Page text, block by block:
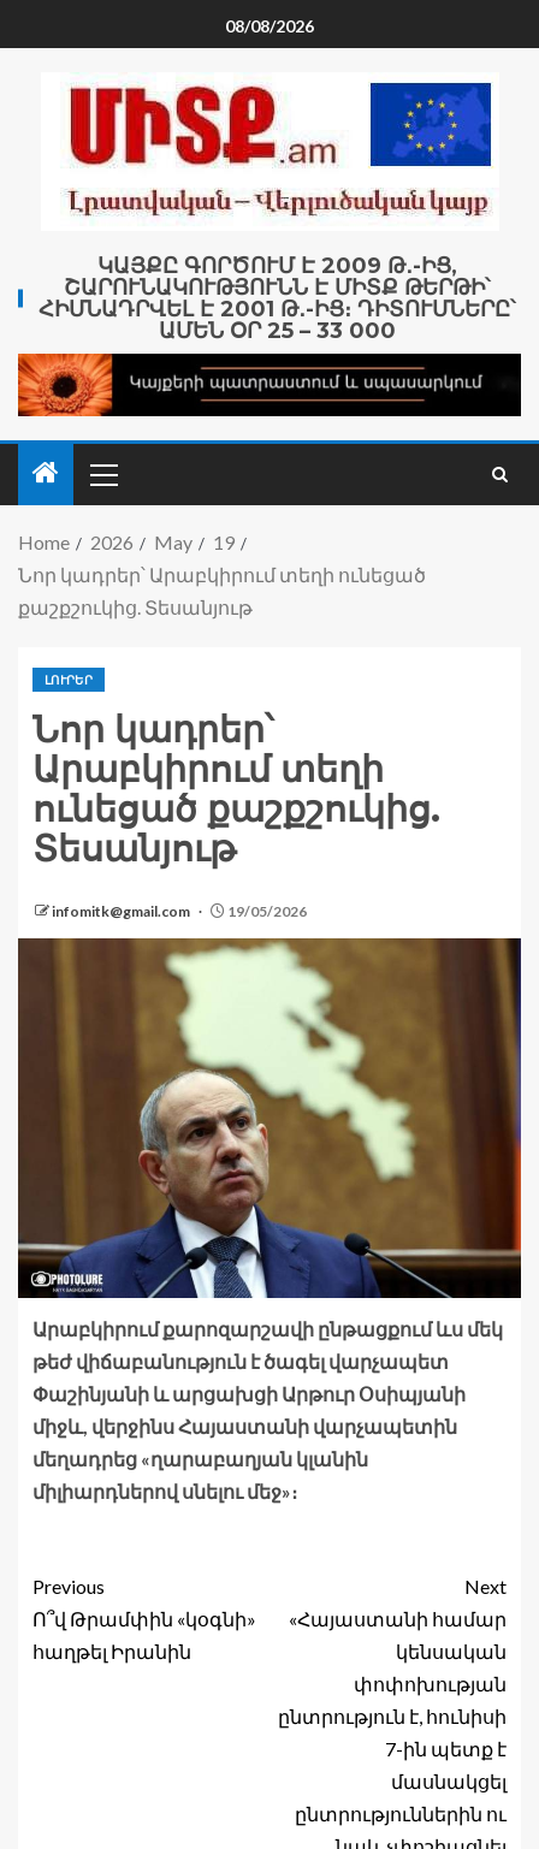
08/08/2026
ԿԱՅՔԸ ԳՈՐԾՈՒՄ Է 2009 Թ․-ԻՑ,
ՇԱՐՈՒՆԱԿՈՒԹՅՈՒՆՆ Է ՄԻՏՔ ԹԵՐԹԻ՝
ՀԻՄՆԱԴՐՎԵԼ Է 2001 Թ․-ԻՑ։ ԴԻՏՈՒՄՆԵՐԸ՝
ԱՄԵՆ ՕՐ 25 – 33 000
Home 2026 May
19
Նոր կադրեր՝ Արաբկիրում տեղի ունեցած
քաշքշուկից. Տեսանյութ
ԼՈՒՐԵՐ
Նոր կադրեր՝
Արաբկիրում տեղի
ունեցած քաշքշուկից.
Տեսանյութ
infomitk@gmail.com 19/05/2026
Արաբկիրում քարոզարշավի ընթացքում ևս մեկ
թեժ վիճաբանություն է ծագել վարչապետ
Փաշինյանի և արցախցի Արթուր Օսիպյանի
միջև, վերջինս Հայաստանի վարչապետին
մեղադրեց «ղարաբաղյան կլանին
միլիարդներով սնելու մեջ»։
Previous
Ո՞վ Թրամփին «կօգնի»
հաղթել Իրանին
Next
«Հայաստանի համար
կենսական
փոփոխության
ընտրություն է, հունիսի
7-ին պետք է
մասնակցել
ընտրություններին ու